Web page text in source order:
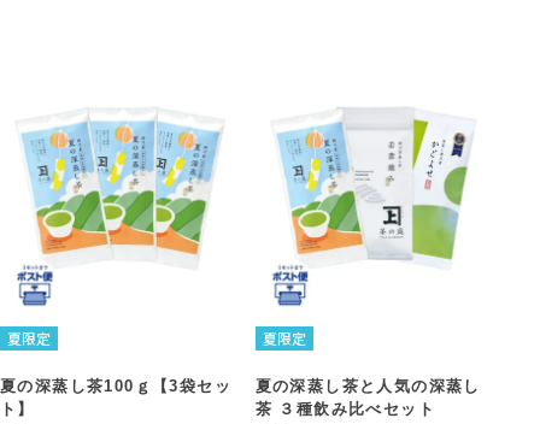
夏限定
夏の深蒸し茶100ｇ【3袋セッ
ト】
夏限定
夏の深蒸し茶と人気の深蒸し
茶 ３種飲み比べセット